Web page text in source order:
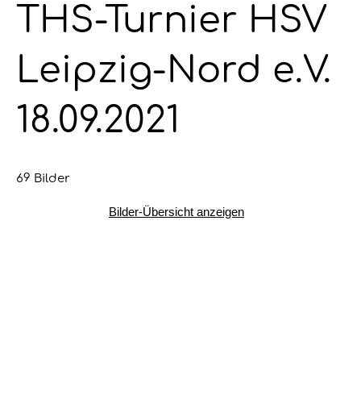
THS-Turnier HSV
Leipzig-Nord e.V.
18.09.2021
69 Bilder
Bilder-Übersicht anzeigen